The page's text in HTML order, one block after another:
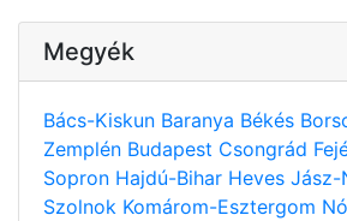
Megyék
Bács-Kiskun Baranya Békés
Zemplén Budapest Csongrád
Sopron Hajdú-Bihar Heves Jász-
Szolnok Komárom-Esztergom